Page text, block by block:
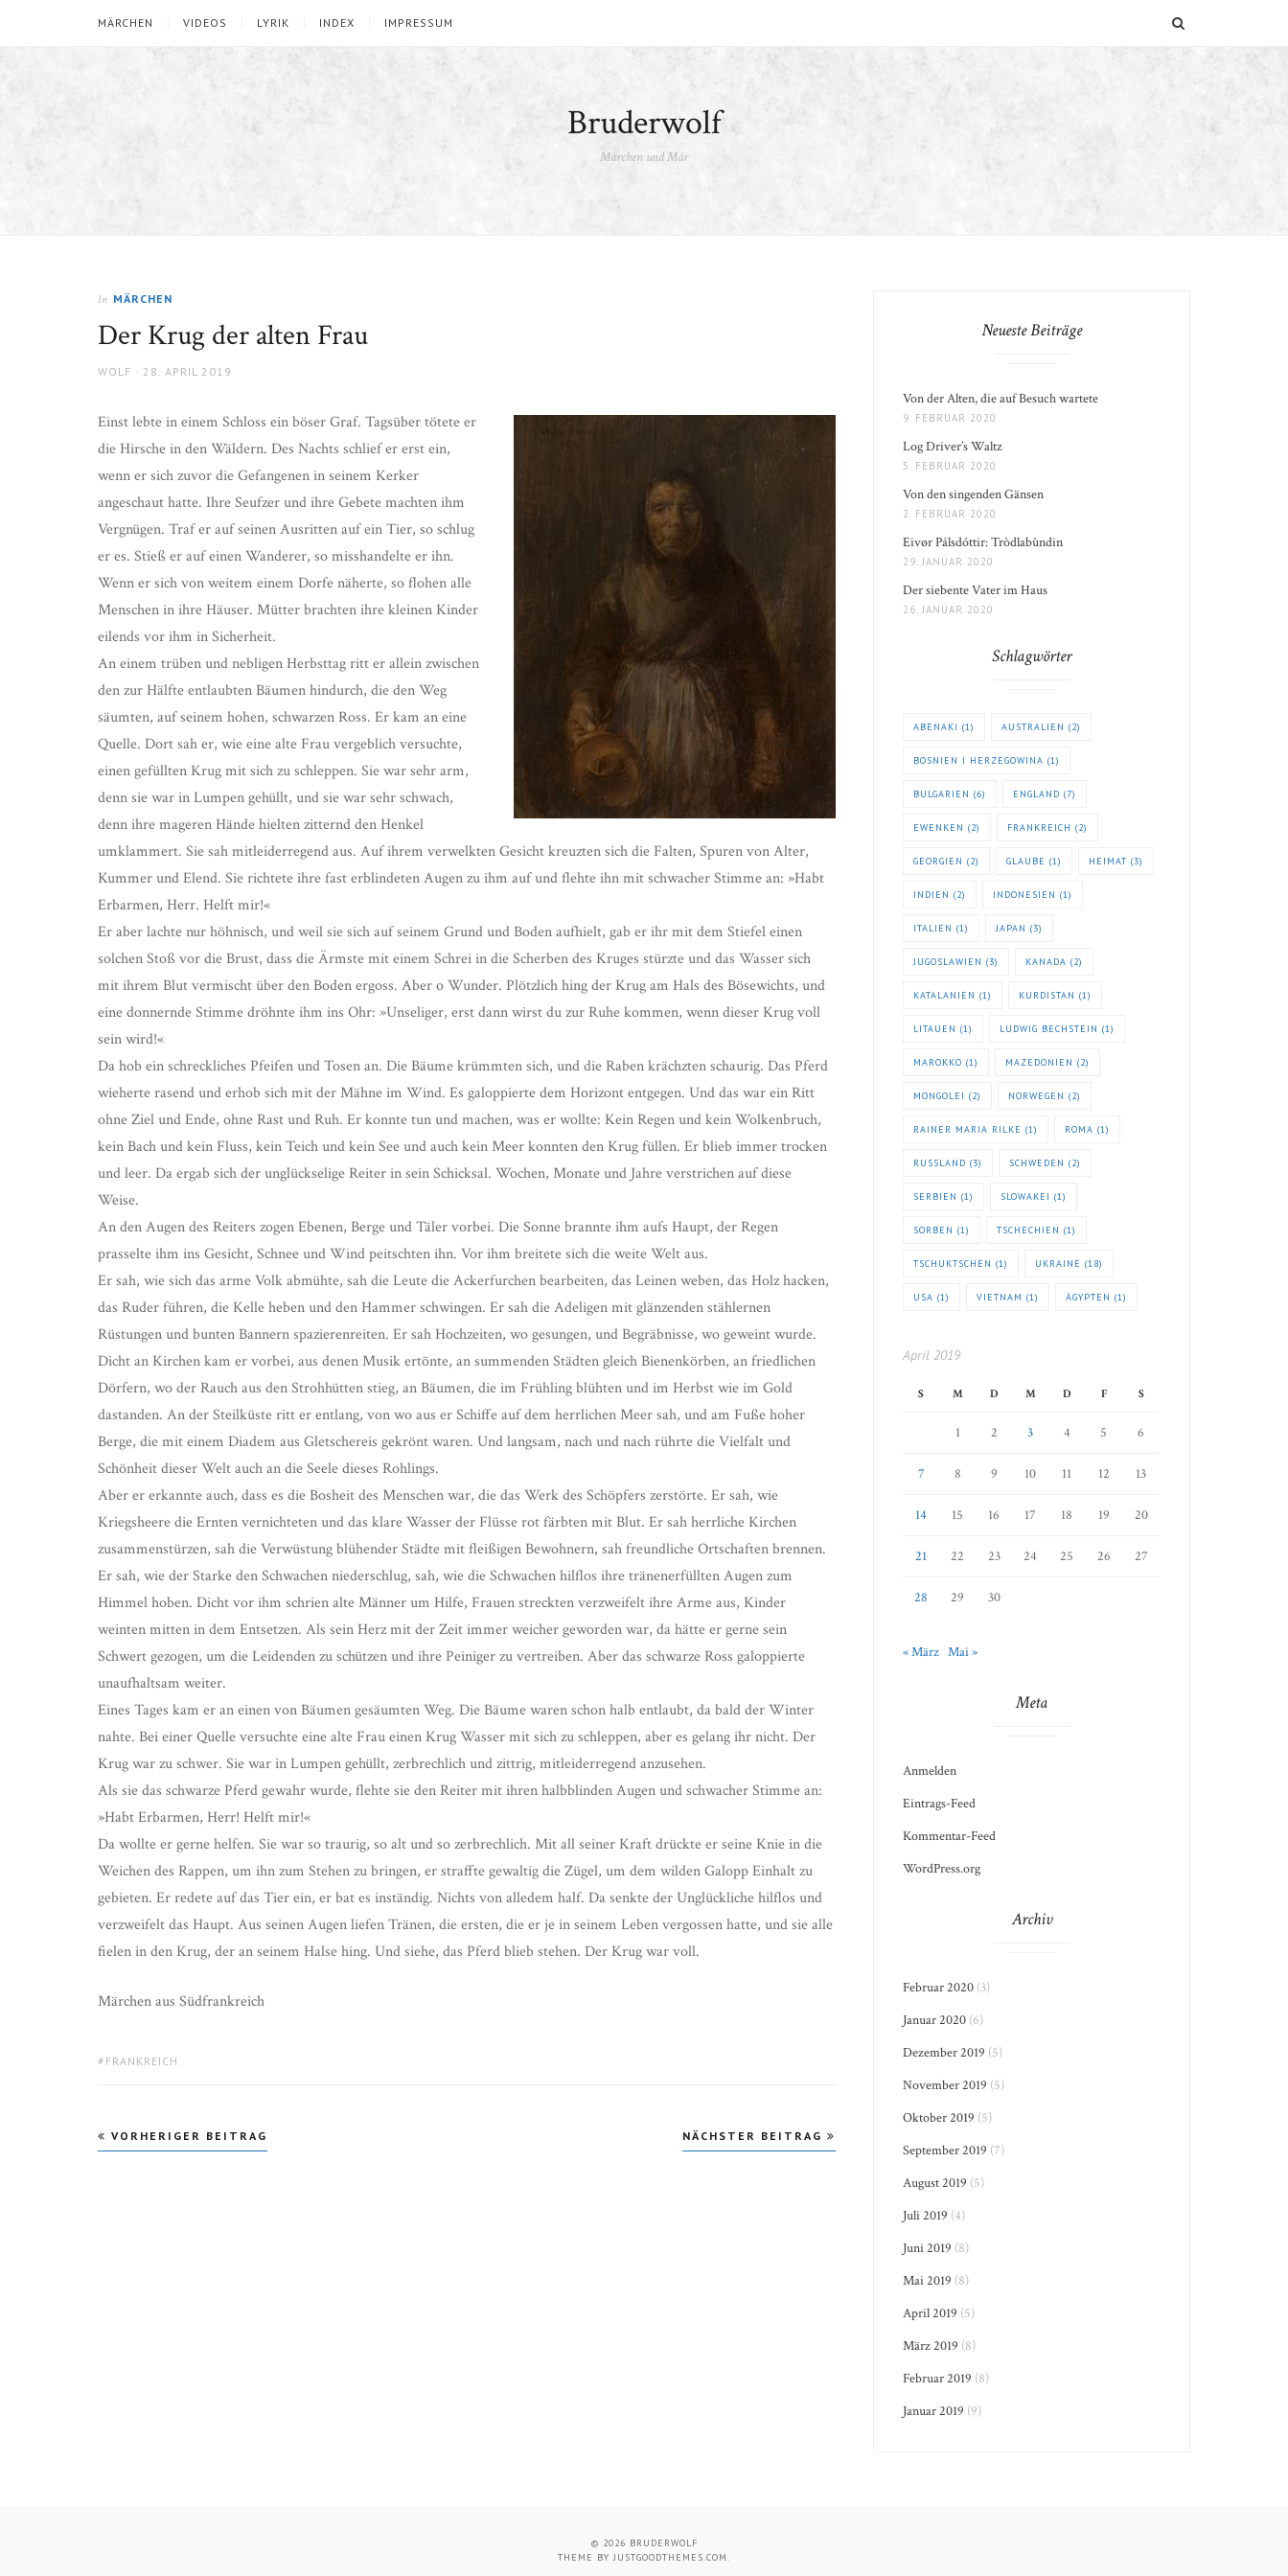
MÄRCHEN VIDEOS LYRIK INDEX IMPRESSUM
Bruderwolf
Märchen und Mär
In MÄRCHEN
Der Krug der alten Frau
AUTHOR
WOLF
POSTED
28. APRIL 2019
Einst lebte in einem Schloss ein böser Graf. Tagsüber tötete er
die Hirsche in den Wäldern. Des Nachts schlief er erst ein,
wenn er sich zuvor die Gefangenen in seinem Kerker
angeschaut hatte. Ihre Seufzer und ihre Gebete machten ihm
Vergnügen. Traf er auf seinen Ausritten auf ein Tier, so schlug
er es. Stieß er auf einen Wanderer, so misshandelte er ihn.
Wenn er sich von weitem einem Dorfe näherte, so flohen alle
Menschen in ihre Häuser. Mütter brachten ihre kleinen Kinder
eilends vor ihm in Sicherheit.
An einem trüben und nebligen Herbsttag ritt er allein zwischen
den zur Hälfte entlaubten Bäumen hindurch, die den Weg
säumten, auf seinem hohen, schwarzen Ross. Er kam an eine
Quelle. Dort sah er, wie eine alte Frau vergeblich versuchte,
einen gefüllten Krug mit sich zu schleppen. Sie war sehr arm,
denn sie war in Lumpen gehüllt, und sie war sehr schwach,
denn ihre mageren Hände hielten zitternd den Henkel
umklammert. Sie sah mitleiderregend aus. Auf ihrem verwelkten Gesicht kreuzten sich die Falten, Spuren von Alter,
Kummer und Elend. Sie richtete ihre fast erblindeten Augen zu ihm auf und flehte ihn mit schwacher Stimme an: »Habt
Erbarmen, Herr. Helft mir!«
Er aber lachte nur höhnisch, undweil sie sich auf seinem Grund und Boden aufhielt, gab er ihr mit dem Stiefel einen
solchen Stoß vor die Brust, dass die Ärmste mit einem Schrei in die Scherben des Kruges stürzte und das Wasser sich
mit ihrem Blut vermischt über den Boden ergoss. Aber o Wunder. Plötzlich hing der Krug am Hals des Bösewichts, und
eine donnernde Stimme dröhnte ihm ins Ohr: »Unseliger, erst dann wirst du zur Ruhe kommen, wenn dieser Krug voll
sein wird!«
Da hob ein schreckliches Pfeifen und Tosen an. Die Bäume krümmten sich, und die Raben krächzten schaurig. Das Pferd
wieherte rasend und erhob sich mit der Mähne im Wind. Es galoppierte dem Horizont entgegen. Und das war ein Ritt
ohne Ziel und Ende, ohne Rast und Ruh. Er konnte tun und machen, was er wollte: Kein Regen und kein Wolkenbruch,
kein Bach und kein Fluss, kein Teich und kein See und auch kein Meer konnten den Krug füllen. Er blieb immer trocken
und leer. Da ergab sich der unglückselige Reiter in sein Schicksal. Wochen, Monate und Jahre verstrichen auf diese
Weise.
An den Augen des Reiters zogen Ebenen, Berge und Täler vorbei. Die Sonne brannte ihm aufs Haupt, der Regen
prasselte ihm ins Gesicht, Schnee und Wind peitschten ihn. Vor ihm breitete sich die weite Welt aus.
Er sah, wie sich das arme Volk abmühte, sah die Leute die Ackerfurchen bearbeiten, das Leinen weben, das Holz hacken,
das Ruder führen, die Kelle heben und den Hammer schwingen. Er sah die Adeligen mit glänzenden stählernen
Rüstungen und bunten Bannern spazierenreiten. Er sah Hochzeiten, wo gesungen, und Begräbnisse, wo geweint wurde.
Dicht an Kirchen kam er vorbei, aus denen Musik ertönte, an summenden Städten gleich Bienenkörben, an friedlichen
Dörfern, wo der Rauch aus den Strohhütten stieg, an Bäumen, die im Frühling blühten und im Herbst wie im Gold
dastanden. An der Steilküste ritt er entlang, von wo aus er Schiffe auf dem herrlichen Meer sah, und am Fuße hoher
Berge, die mit einem Diadem aus Gletschereis gekrönt waren. Und langsam, nach und nach rührte die Vielfalt und
Schönheit dieser Welt auch an die Seele dieses Rohlings.
Aber er erkannte auch, dass es die Bosheit des Menschen war, die das Werk des Schöpfers zerstörte. Er sah, wie
Kriegsheere die Ernten vernichteten und das klare Wasser der Flüsse rot färbten mit Blut. Er sah herrliche Kirchen
zusammenstürzen, sah die Verwüstung blühender Städte mit fleißigen Bewohnern, sah freundliche Ortschaften brennen.
Er sah, wie der Starke den Schwachen niederschlug, sah, wie die Schwachen hilflos ihre tränenerfüllten Augen zum
Himmel hoben. Dicht vor ihm schrien alte Männer um Hilfe, Frauen streckten verzweifelt ihre Arme aus, Kinder
weinten mitten in dem Entsetzen. Als sein Herz mit der Zeit immer weicher geworden war, da hätte er gerne sein
Schwert gezogen, um die Leidenden zu schützen und ihre Peiniger zu vertreiben. Aber das schwarze Ross galoppierte
unaufhaltsam weiter.
Eines Tages kam er an einen von Bäumen gesäumten Weg. Die Bäume waren schon halb entlaubt, da bald der Winter
nahte. Bei einer Quelle versuchte eine alte Frau einen Krug Wasser mit sich zu schleppen, aber es gelang ihr nicht. Der
Krug war zu schwer. Sie war in Lumpen gehüllt, zerbrechlich und zittrig, mitleiderregend anzusehen.
Als sie das schwarze Pferd gewahr wurde, flehte sie den Reiter mit ihren halbblinden Augen und schwacher Stimme an:
»Habt Erbarmen, Herr! Helft mir!«
Da wollte er gerne helfen. Sie war so traurig, so alt und so zerbrechlich. Mit all seiner Kraft drückte er seine Knie in die
Weichen des Rappen, um ihn zum Stehen zu bringen, er straffte gewaltig die Zügel, um dem wilden Galopp Einhalt zu
gebieten. Er redete auf das Tier ein, er bat es inständig. Nichts von alledem half. Da senkte der Unglückliche hilflos und
verzweifelt das Haupt. Aus seinen Augen liefen Tränen, die ersten, die er je in seinem Leben vergossen hatte, und sie alle
fielen in den Krug, der an seinem Halse hing. Und siehe, das Pferd blieb stehen. Der Krug war voll.
Märchen aus Südfrankreich
TAGS:
FRANKREICH
Beitragsnavigation
VORHERIGER BEITRAG NÄCHSTER BEITRAG
Neueste Beiträge
Von der Alten, die auf Besuch wartete
9. FEBRUAR 2020
Log Driver’s Waltz
5. FEBRUAR 2020
Von den singenden Gänsen
2. FEBRUAR 2020
Eivør Pálsdóttir: Tròdlabùndin
29. JANUAR 2020
Der siebente Vater im Haus
26. JANUAR 2020
Schlagwörter
ABENAKI (1) AUSTRALIEN (2)
BOSNIEN I HERZEGOWINA (1)
BULGARIEN (6) ENGLAND (7)
EWENKEN (2) FRANKREICH (2)
GEORGIEN (2) GLAUBE (1) HEIMAT (3)
INDIEN (2) INDONESIEN (1)
ITALIEN (1) JAPAN (3)
JUGOSLAWIEN (3) KANADA (2)
KATALANIEN (1) KURDISTAN (1)
LITAUEN (1) LUDWIG BECHSTEIN (1)
MAROKKO (1) MAZEDONIEN (2)
MONGOLEI (2) NORWEGEN (2)
RAINER MARIA RILKE (1) ROMA (1)
RUSSLAND (3) SCHWEDEN (2)
SERBIEN (1) SLOWAKEI (1)
SORBEN (1) TSCHECHIEN (1)
TSCHUKTSCHEN (1) UKRAINE (18)
USA (1) VIETNAM (1) ÄGYPTEN (1)
April 2019
S M D M D F S
1 2 3 4 5 6
7 8 9 10 11 12 13
14 15 16 17 18 19 20
21 22 23 24 25 26 27
28 29 30
« März Mai »
Meta
Anmelden
Eintrags-Feed
Kommentar-Feed
WordPress.org
Archiv
Februar 2020 (3)
Januar 2020 (6)
Dezember 2019 (5)
November 2019 (5)
Oktober 2019 (5)
September 2019 (7)
August 2019 (5)
Juli 2019 (4)
Juni 2019 (8)
Mai 2019 (8)
April 2019 (5)
März 2019 (8)
Februar 2019 (8)
Januar 2019 (9)
© 2026 BRUDERWOLF
THEME BYJUSTGOODTHEMES.COM.